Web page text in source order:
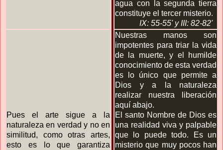
agua con la segunda tierra
constituye el tercer misterio.
IX: 55-55'yIII: 82-82'
Pues el arte sigue a la
naturaleza en verdad y no en
similitud, como otras artes,
esto es lo que garantiza
Nuestras manos son
impotentes para triar la vida
de la muerte, y el humilde
conocimiento de esta verdad
es lo único que permite a
Dios y a la naturaleza
realizar nuestra liberación
aquí abajo.
El santo Nombre de Dios es
una realidad viva y palpable
que lo puede todo. Es un
misterio que muy pocos han